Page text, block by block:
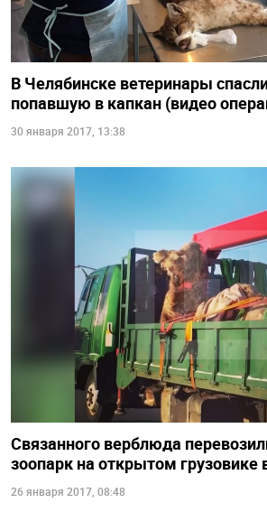
В Челябинске ветеринары
попавшую в капкан (видео
30 января 2017, 13:38
Связанного верблюда
зоопарк на открытом грузовике
26 января 2017, 08:48